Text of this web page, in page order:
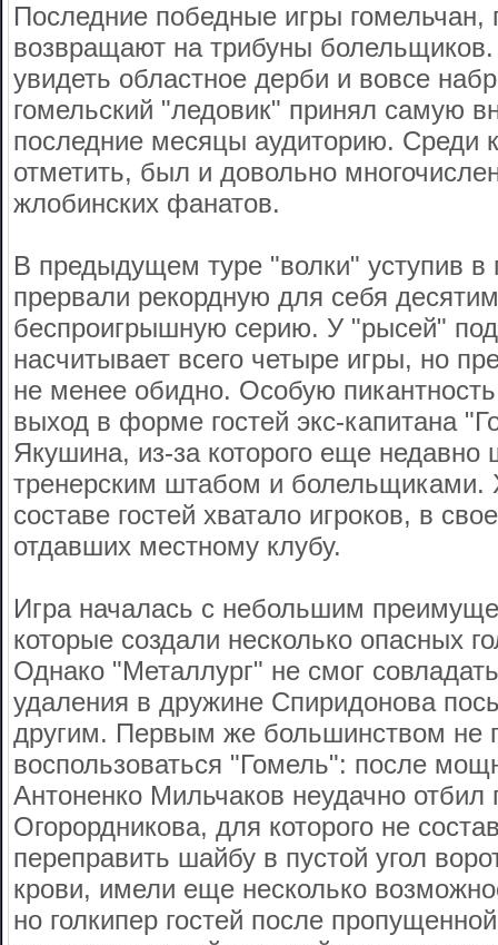
Последние победные игры гомельчан,
возвращают на трибуны
увидеть областное дерби и вовсе
гомельский "ледовик" принял самую
последние месяцы аудиторию. Среди
отметить, был и довольно
жлобинских фанатов.
В предыдущем туре "волки" уступив в
прервали рекордную для себя
беспроигрышную серию. У "рысей"
насчитывает всего четыре игры, но
не менее обидно. Особую
выход в форме гостей экс-капитана
Якушина, из-за которого еще
тренерским штабом и болельщиками.
составе гостей хватало игроков, в
отдавших местному клубу.
Игра началась с небольшим
которые создали несколько опасных
Однако "Металлург" не смог
удаления в дружине Спиридонова
другим. Первым же большинством не
воспользоваться "Гомель": после
Антоненко Мильчаков неудачно отбил
Огорордникова, для которого не
переправить шайбу в пустой угол
крови, имели еще несколько
но голкипер гостей после